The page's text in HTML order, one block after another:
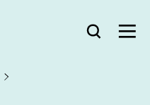
Bli
Logg
Søk Meny